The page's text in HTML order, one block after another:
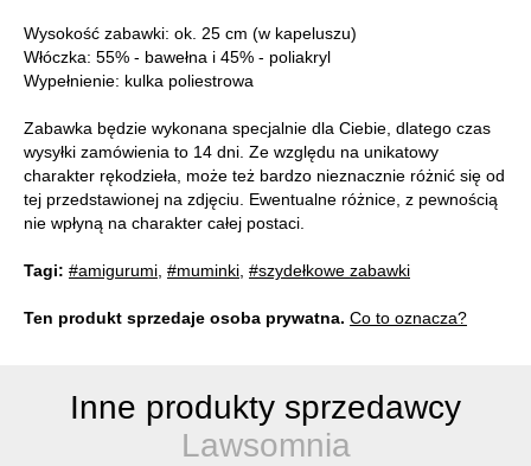
Wysokość zabawki: ok. 25 cm (w kapeluszu)
Włóczka: 55% - bawełna i 45% - poliakryl
Wypełnienie: kulka poliestrowa
Zabawka będzie wykonana specjalnie dla Ciebie, dlatego czas
wysyłki zamówienia to 14 dni. Ze względu na unikatowy
charakter rękodzieła, może też bardzo nieznacznie różnić się od
tej przedstawionej na zdjęciu. Ewentualne różnice, z pewnością
nie wpłyną na charakter całej postaci.
Tagi: #amigurumi #muminki #szydełkowe zabawki
Ten produkt sprzedaje osoba prywatna. Co to oznacza?
Inne produkty sprzedawcy
Lawsomnia